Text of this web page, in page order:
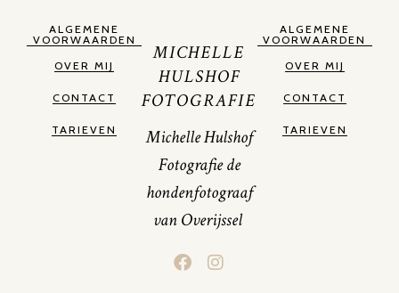
ALGEMENE
VOORWAARDEN
OVER MIJ
CONTACT
TARIEVEN
MICHELLE
HULSHOF
FOTOGRAFIE
Michelle Hulshof
Fotografie de
hondenfotograaf
van Overijssel
ALGEMENE
VOORWAARDEN
OVER MIJ
CONTACT
TARIEVEN